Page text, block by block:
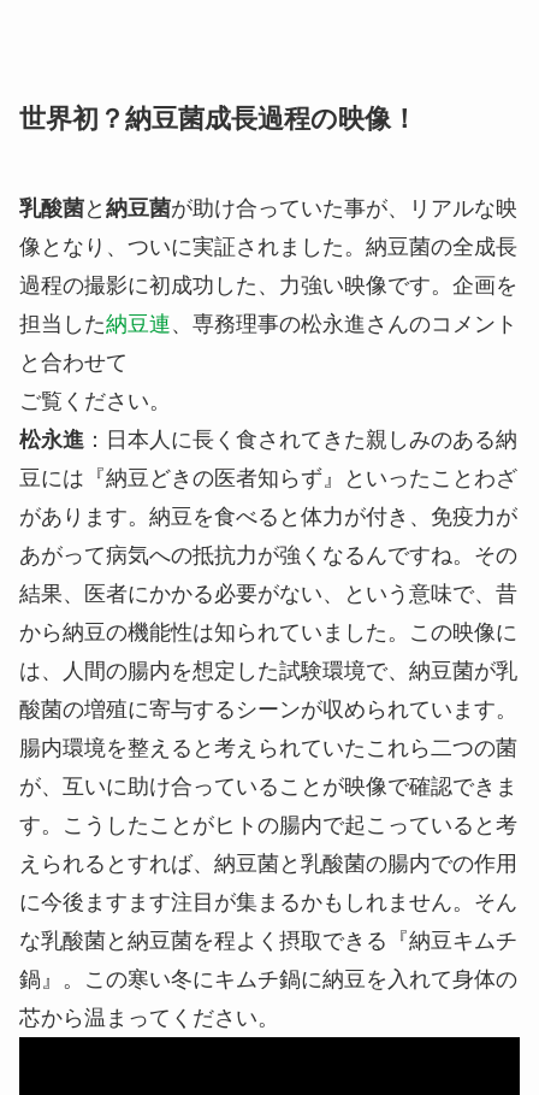
世界初？納豆菌成長過程の映像！
乳酸菌と 納豆菌が助け合っていた事が、リアルな映
像となり、ついに実証されました。納豆菌の全成長
過程の撮影に初成功した、力強い映像です。企画を
担当した納豆連、専務理事の松永進さんのコメント
と合わせて
ご覧ください。
松永進 ：日本人に長く食されてきた親しみのある納
豆には『納豆どきの医者知らず』といったことわざ
があります。納豆を食べると体力が付き、免疫力が
あがって病気への抵抗力が強くなるんですね。その
結果、医者にかかる必要がない、という意味で、昔
から納豆の機能性は知られていました。この映像に
は、人間の腸内を想定した試験環境で、納豆菌が乳
酸菌の増殖に寄与するシーンが収められています。
腸内環境を整えると考えられていたこれら二つの菌
が、互いに助け合っていることが映像で確認できま
す。こうしたことがヒトの腸内で起こっていると考
えられるとすれば、納豆菌と乳酸菌の腸内での作用
に今後ますます注目が集まるかもしれません。そん
な乳酸菌と納豆菌を程よく摂取できる『納豆キムチ
鍋』。この寒い冬にキムチ鍋に納豆を入れて身体の
芯から温まってください。